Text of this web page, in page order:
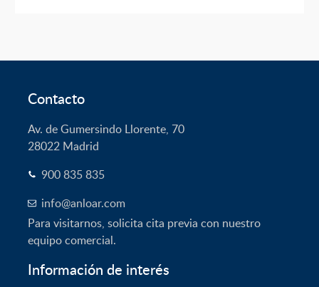
Contacto
Av. de Gumersindo Llorente, 70
28022 Madrid
900 835 835
info@anloar.com
Para visitarnos, solicita cita previa con nuestro
equipo comercial.
Información de interés